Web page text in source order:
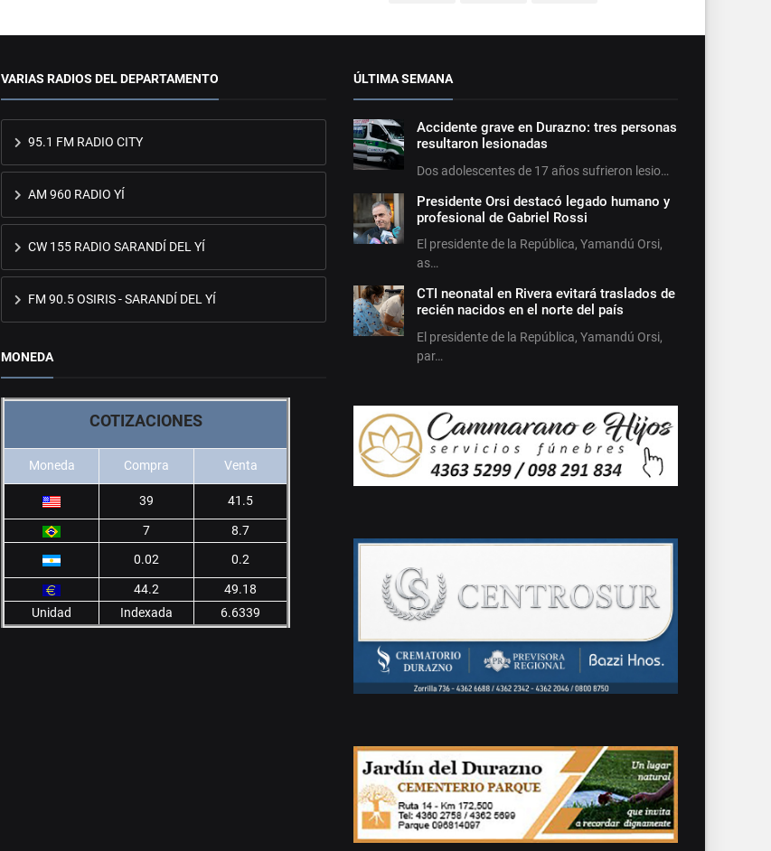
VARIAS RADIOS DEL DEPARTAMENTO
95.1 FM RADIO CITY
AM 960 RADIO YÍ
CW 155 RADIO SARANDÍ DEL YÍ
FM 90.5 OSIRIS - SARANDÍ DEL YÍ
MONEDA
COTIZACIONES
Moneda Compra Venta
39 41.5
7
8.7
0.02
0.2
44.2
49.18
Unidad
Indexada 6.6339
ÚLTIMA SEMANA
Accidente grave en Durazno: tres personas
resultaron lesionadas
Dos adolescentes de 17 años sufrieron lesio…
Presidente Orsi destacó legado humano y
profesional de Gabriel Rossi
El presidente de la República, Yamandú Orsi,
as…
CTI neonatal en Rivera evitará traslados de
recién nacidos en el norte del país
El presidente de la República, Yamandú Orsi,
par…